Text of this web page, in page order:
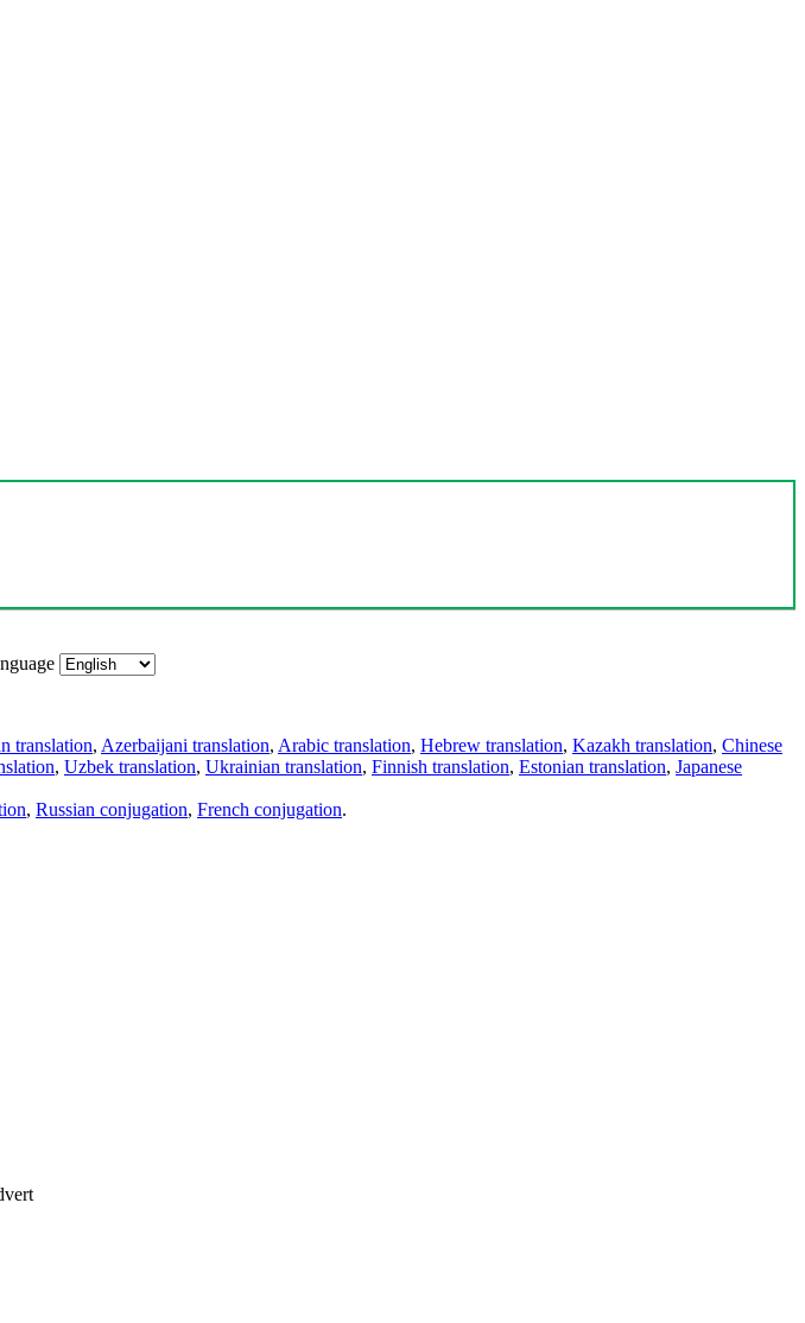
translation, Azerbaijani translation, Arabic translation, Hebrew translation, Kazakh translation, Chinese
, Uzbek translation, Ukrainian translation, Finnish translation, Estonian translation, Japanese
, Russian conjugation, French conjugation.